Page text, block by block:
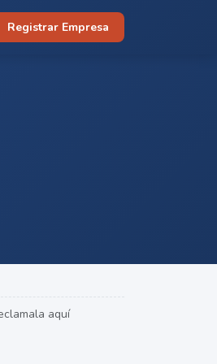
Registrar Empresa
aquí